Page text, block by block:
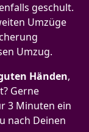
geschult.
Umzüge
Umzug.
Händen,
Gerne
3 Minuten ein
nach Deinen